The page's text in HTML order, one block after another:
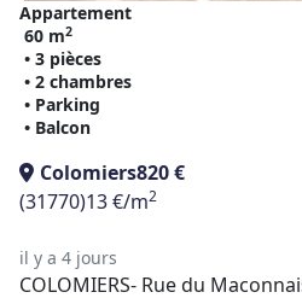
Appartement
60 m2
• 3 pièces
• 2 chambres
• Parking
• Balcon
Colomiers820 €
(31770)13 €/m2
il y a 4 jours
COLOMIERS- Rue du